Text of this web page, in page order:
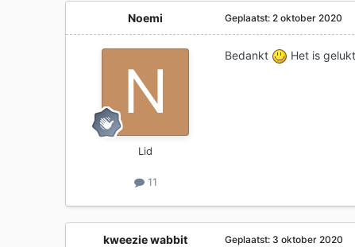
Noemi
Lid
11
Geplaatst: 2 oktober 2020
Bedankt Het is
kweezie wabbit Geplaatst: 3 oktober 2020